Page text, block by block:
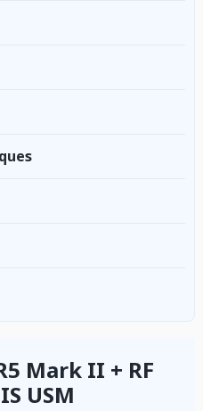
Mark II + RF
USM